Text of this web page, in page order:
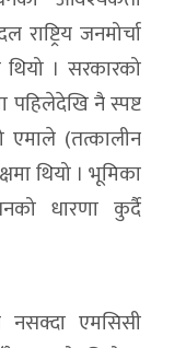
जनमोर्चा
थियो । सरकारको
पहिलेदेखि नै स्पष्ट
एमाले (तत्कालीन
थियो । भूमिका
धारणा कुर्दै
एमसिसी